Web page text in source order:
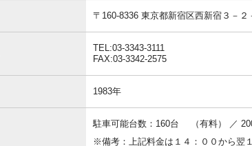
〒160-8336 東京都新宿区西新宿３－２
TEL:03-3343-3111
FAX:03-3342-2575
1983年
駐車可能台数：160台 （有料） ／
※備考：上記料金は１４：００から翌